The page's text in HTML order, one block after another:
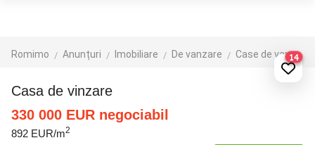
Romimo Anunțuri Imobiliare De vanzare Case de vanzare
14
Casa de vinzare
330 000 EUR negociabil
892 EUR/m2